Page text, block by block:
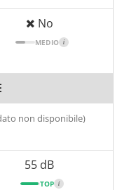
No
MEDIO i
non disponibile)
55 dB
TOP i